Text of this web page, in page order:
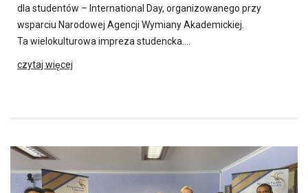
dla studentów – International Day, organizowanego przy
wsparciu Narodowej Agencji Wymiany Akademickiej.
Ta wielokulturowa impreza studencka….
czytaj więcej